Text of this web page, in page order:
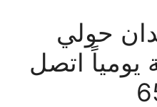
حولي
ساعة يومياً اتصل